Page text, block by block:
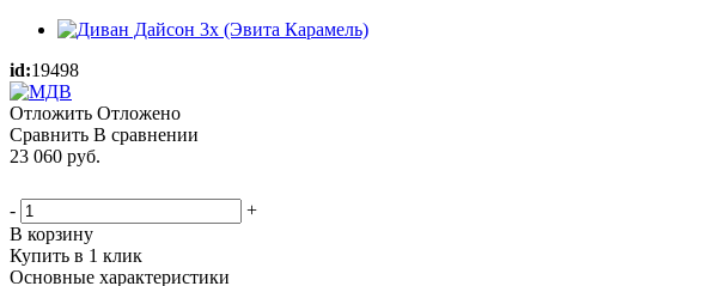
id:19498
Отложить Отложено
Сравнить В сравнении
23 060 руб.
-
+
В корзину
Купить в 1 клик
Основные характеристики